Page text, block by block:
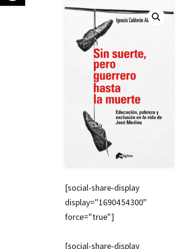
[social-share-display
display="1690454300"
force="true"]
[social-share-display